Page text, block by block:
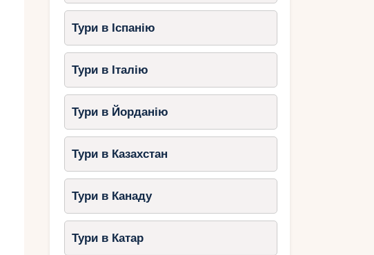
Тури в Іспанію
Тури в Італію
Тури в Йорданію
Тури в Казахстан
Тури в Канаду
Тури в Катар